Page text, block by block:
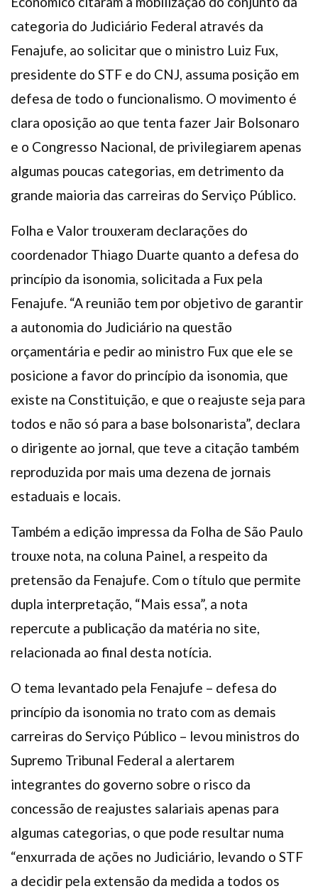
categoria do Judiciário Federal através da
Fenajufe, ao solicitar que o ministro Luiz Fux,
presidente do STF e do CNJ, assuma posição em
defesa de todo o funcionalismo. O movimento é
clara oposição ao que tenta fazer Jair Bolsonaro
e o Congresso Nacional, de privilegiarem apenas
algumas poucas categorias, em detrimento da
grande maioria das carreiras do Serviço Público.
Folha e Valor trouxeram declarações do
coordenador Thiago Duarte quanto a defesa do
princípio da isonomia, solicitada a Fux pela
Fenajufe. “A reunião tem por objetivo de garantir
a autonomia do Judiciário na questão
orçamentária e pedir ao ministro Fux que ele se
posicione a favor do princípio da isonomia, que
existe na Constituição, e que o reajuste seja para
todos e não só para a base bolsonarista”, declara
o dirigente ao jornal, que teve a citação também
reproduzida por mais uma dezena de jornais
estaduais e locais.
Também a edição impressa da Folha de São Paulo
trouxe nota, na coluna Painel, a respeito da
pretensão da Fenajufe. Com o título que permite
dupla interpretação, “Mais essa”, a nota
repercute a publicação da matéria no site,
relacionada ao final desta notícia.
O tema levantado pela Fenajufe – defesa do
princípio da isonomia no trato com as demais
carreiras do Serviço Público – levou ministros do
Supremo Tribunal Federal a alertarem
integrantes do governo sobre o risco da
concessão de reajustes salariais apenas para
algumas categorias, o que pode resultar numa
“enxurrada de ações no Judiciário, levando o STF
a decidir pela extensão da medida a todos os